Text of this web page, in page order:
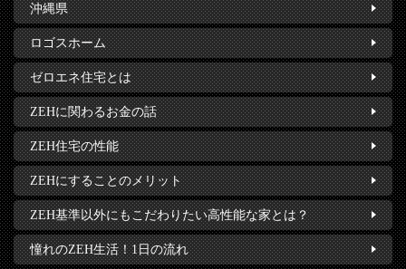
沖縄県
ロゴスホーム
ゼロエネ住宅とは
ZEHに関わるお金の話
ZEH住宅の性能
ZEHにすることのメリット
ZEH基準以外にもこだわりたい高性能な家とは？
憧れのZEH生活！1日の流れ